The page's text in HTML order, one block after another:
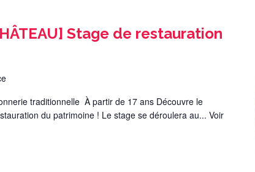
Stage de restauration
traditionnelle À partir de 17 ans Découvre le
du patrimoine ! Le stage se déroulera au... Voir